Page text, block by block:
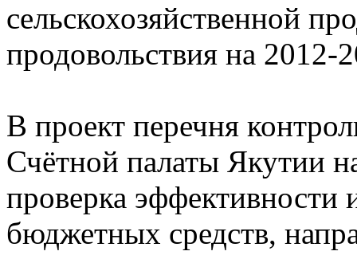
сельскохозяйственной
продовольствия на 2012-
В проект перечня
Счётной палаты Якутии
проверка эффективности
бюджетных средств,